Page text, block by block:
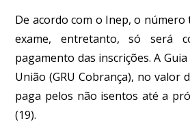
De acordo com o Inep, o
exame, entretanto, só será
pagamento das inscrições. A
União (GRU Cobrança), no valor
paga pelos não isentos até a
(19).